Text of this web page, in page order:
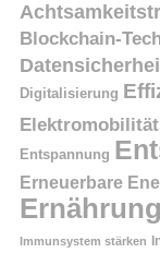
Blockchain-
Digitalisierung
Elektromobilität
Entspannung
Erneuerbare
Ernährung
Immunsystem stärken